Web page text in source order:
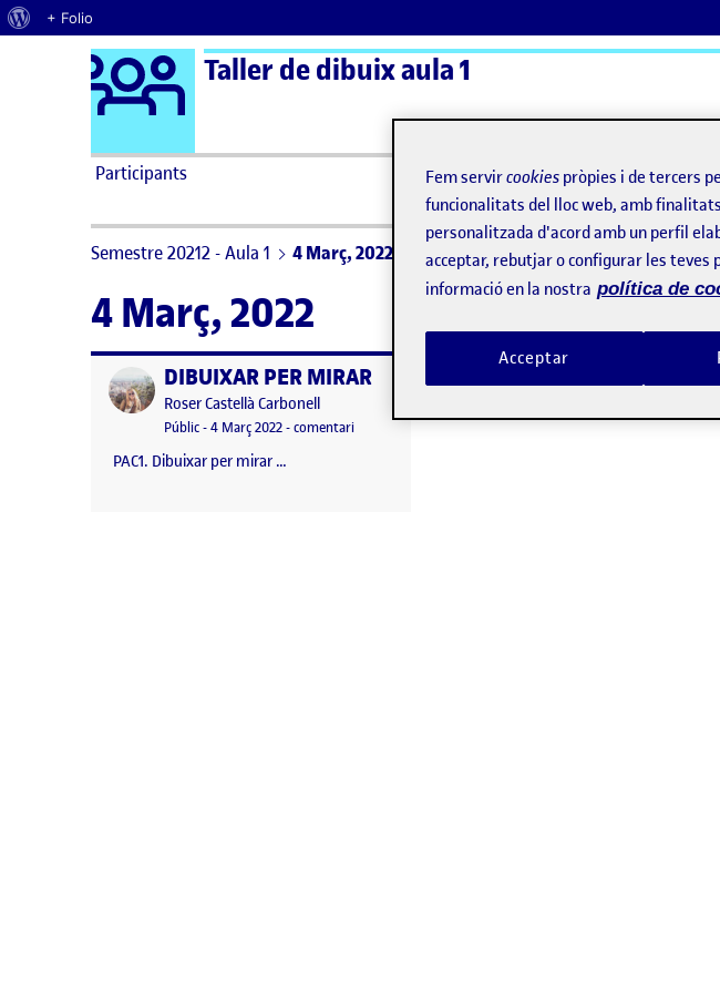
Quant al WordPress
+ Folio
Saltar al contingut Logo Ágora
Taller de dibuix aula 1
Participants ActiFolios
Semestre 20212 - Aula 1 4 Març, 2022
4 Març, 2022
Publicat perDIBUIXAR PER MIRAR
Publicat per
Roser Castellà Carbonell
Visibilitat:
Públic-Data de publicació
4 Març 2022-comentariel DIBUIXAR PER MIRAR
PAC1. Dibuixar per mirar …
Fem servircookies pròpies i de tercers
funcionalitats del lloc web, amb
personalitzada d'acord amb un perfil
acceptar, rebutjar o configurar les teves
informació en la nostra política de
Acceptar